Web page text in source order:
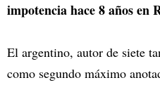
impotencia hace 8 años en
El argentino, autor de siete
como segundo máximo